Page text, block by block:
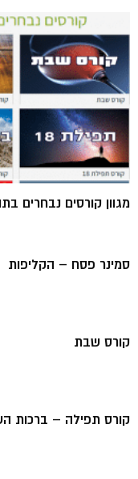
מגוון קורסים נבחרים
סמינר פסח – הקליפות
קורס שבת
קורס תפילה – ברכות